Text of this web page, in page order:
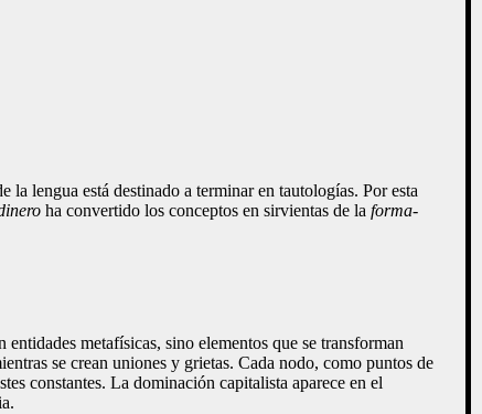
lengua está destinado a terminar en tautologías. Por esta
ha convertido los conceptos en sirvientas de laforma-
metafísicas, sino elementos que se transforman
se crean uniones y grietas. Cada nodo, como puntos de
constantes. La dominación capitalista aparece en el